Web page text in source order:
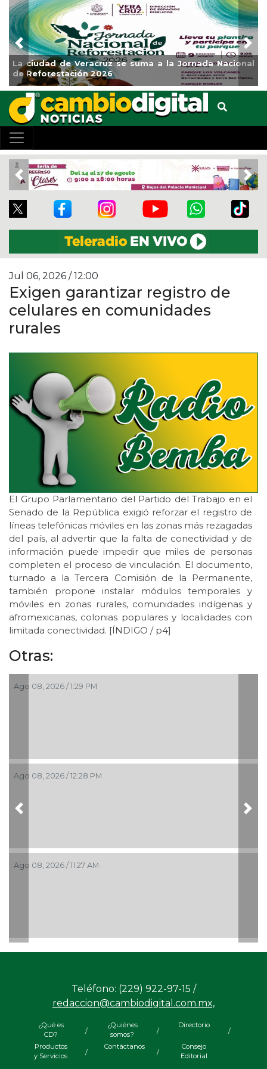
La ciudad de Veracruz se suma a la Jornada Nacional
de Reforestación 2026
Previous
Previous
Jul 06, 2026 / 12:00
Exigen garantizar registro de
celulares en comunidades
rurales
El Grupo Parlamentario del Partido del Trabajo en el
Senado de la República exigió reforzar el registro de
líneas telefónicas móviles en las zonas más rezagadas
del país, al advertir que la falta de conectividad y de
información puede impedir que miles de personas
completen el proceso de vinculación. El documento,
turnado a la Tercera Comisión de la Permanente,
también propone instalar módulos temporales y
móviles en zonas rurales, comunidades indígenas y
afromexicanas, colonias populares y localidades con
limitada conectividad. [ÍNDIGO / p4]
Otras:
Ago 08, 2026 / 1:29 PM
Ago 08, 2026 / 12:28 PM
Ago 08, 2026 / 11:27 AM
Previous
Teléfono: (229) 922-97-15 /
redaccion@cambiodigital.com.mx,
¿Qué es
CD?
/
¿Quiénes
somos?
/
Directorio
/
Productos
y Servicios
/
Contáctanos
/
Consejo
Editorial